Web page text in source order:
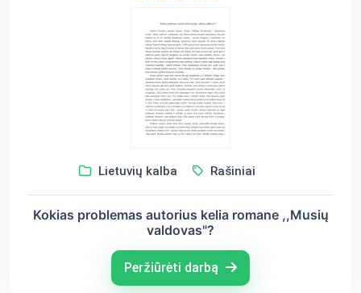
Lietuvių kalba Rašiniai
Kokias problemas autorius kelia romane ,,Musių
valdovas"?
Peržiūrėti darbą